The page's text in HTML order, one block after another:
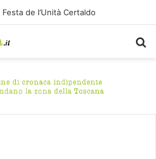
de l’Unità Certaldo